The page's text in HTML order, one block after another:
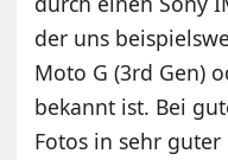
der uns
Moto G (3rd Gen)
bekannt ist. Bei
Fotos in sehr